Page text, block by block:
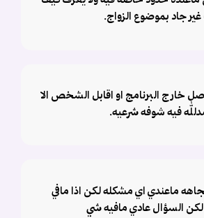
غير جاد بموضوع الزواج.
خارج البرنامج او اقابل الشخص الا
فيه شوفه شرعيه.
ماعندي اي مشكله لكن اذا مافي
السؤال عادي مافيه شي